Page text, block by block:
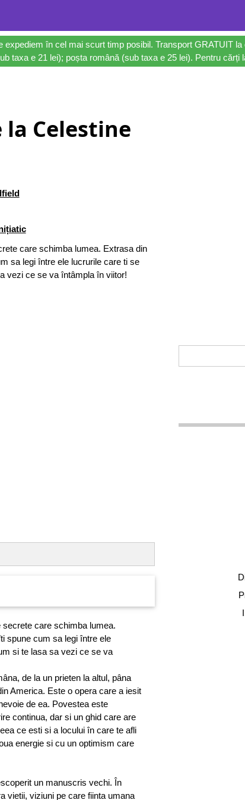
expediem în cel mai scurt timp posibil. Transport GRATUIT
taxa e 21 lei); poșta română (sub taxa e 25 lei). Pentru
Celestine
care schimba lumea. Extrasa din
sa legi între ele lucrurile care ti se
vezi ce se va întâmpla în viitor!
secrete care schimba lumea.
spune cum sa legi între ele
si te lasa sa vezi ce se va
de la un prieten la altul, pâna
America. Este o opera care a iesit
de ea. Povestea este
continua, dar si un ghid care are
ce esti si a locului în care te afli
energie si cu un optimism care
un manuscris vechi. În
vietii, viziuni pe care fiinta umana